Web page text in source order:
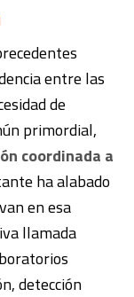
entre las
de
primordial,
coordinada a
ha alabado
en esa
llamada
detección